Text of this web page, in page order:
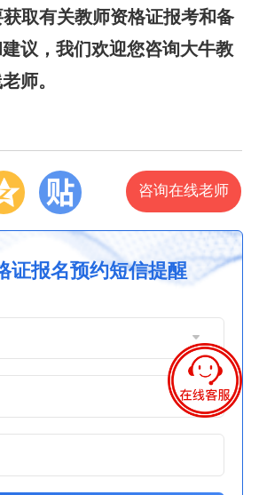
取有关教师资格证报考和备
议，我们欢迎您咨询大牛教
师。
咨询在线老师
证报名预约短信提醒